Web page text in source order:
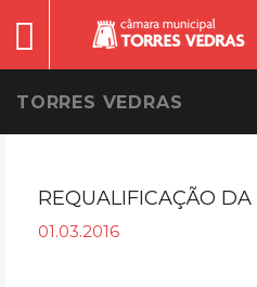
TORRES VEDRAS
REQUALIFICAÇÃO
01.03.2016